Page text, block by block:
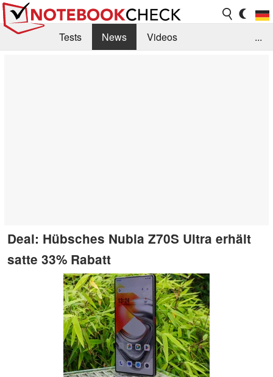
Tests News
Videos
...
Deal: Hübsches Nubia Z70S Ultra erhält
satte 33% Rabatt